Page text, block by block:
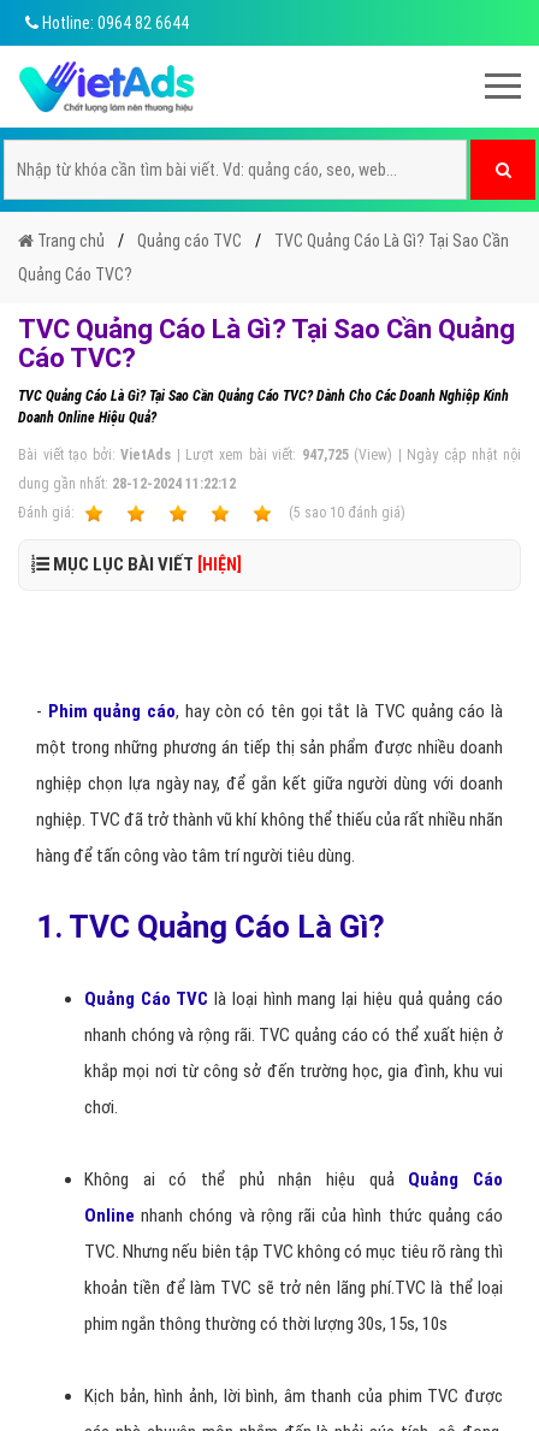
Hotline: 0964 82 6644
Trang chủ Quảng cáo TVC
TVC Quảng Cáo Là Gì? Tại Sao Cần
Quảng Cáo TVC?
TVC Quảng Cáo Là Gì? Tại Sao Cần Quảng
Cáo TVC?
TVC Quảng Cáo Là Gì? Tại Sao Cần Quảng Cáo TVC? Dành Cho Các Doanh Nghiệp Kinh
Doanh Online Hiệu Quả?
Bài viết tạo bởi:VietAds | Lượt xem bài viết: 947,725(View) | Ngày cập nhật nội
dung gần nhất: 28-12-2024 11:22:12
Ðánh giá:
(5 sao 10 đánh giá)
MỤC LỤC BÀI VIẾT [HIỆN]
- Phim quảng cáo, hay còn có tên gọi tắt là TVC quảng cáo là
một trong những phương án tiếp thị sản phẩm được nhiều doanh
nghiệp chọn lựa ngày nay, để gắn kết giữa người dùng với doanh
nghiệp. TVC đã trở thành vũ khí không thể thiếu của rất nhiều nhãn
hàng để tấn công vào tâm trí người tiêu dùng.
1. TVC Quảng Cáo Là Gì?
Quảng Cáo TVC là loại hình mang lại hiệu quả quảng cáo
nhanh chóng và rộng rãi. TVC quảng cáo có thể xuất hiện ở
khắp mọi nơi từ công sở đến trường học, gia đình, khu vui
chơi.
Không ai có thể phủ nhận hiệu quả Quảng Cáo
Online nhanh chóng và rộng rãi của hình thức quảng cáo
TVC. Nhưng nếu biên tập TVC không có mục tiêu rõ ràng thì
khoản tiền để làm TVC sẽ trở nên lãng phí.TVC là thể loại
phim ngắn thông thường có thời lượng 30s, 15s, 10s
Kịch bản, hình ảnh, lời bình, âm thanh của phim TVC được